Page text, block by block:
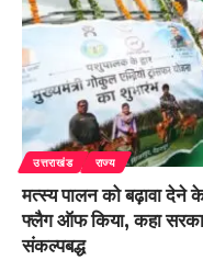
उत्तराखंड राज्य
मत्स्य पालन को बढ़ावा देने
फ्लैग ऑफ किया, कहा
संकल्पबद्ध